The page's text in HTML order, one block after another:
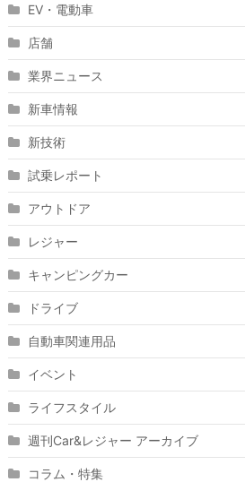
EV・電動車
店舗
業界ニュース
新車情報
新技術
試乗レポート
アウトドア
レジャー
キャンピングカー
ドライブ
自動車関連用品
イベント
ライフスタイル
週刊Car&レジャー アーカイブ
コラム・特集